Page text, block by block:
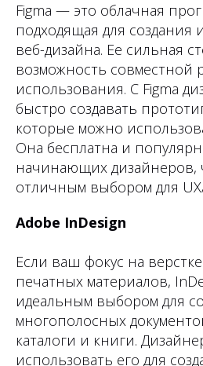
Figma — это облачная
подходящая для создания
веб-дизайна. Ее сильная
возможность совместной
использования. С Figma
быстро создавать
которые можно
Она бесплатна и
начинающих дизайнеров,
отличным выбором для
Adobe InDesign
Если ваш фокус на
печатных материалов,
идеальным выбором для
многополосных
каталоги и книги.
использовать его для